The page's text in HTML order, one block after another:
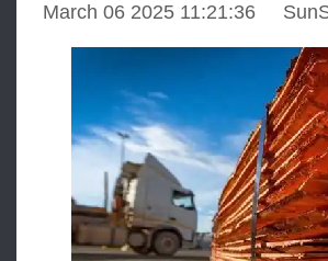
March 06 2025 11:21:36